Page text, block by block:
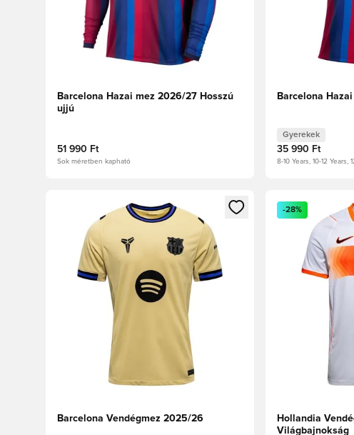
Barcelona Hazai mez 2026/27 Hosszú
ujjú
51 990 Ft
Sok méretben kapható
Barcelona
Gyerekek
35 990 Ft
8-10 Years, 10-12 Years,
Megnyit egy modált a bejelentkezéshez vagy a tagként való
Barcelona Vendégmez 2025/26
Megnyit egy
-28%
Hollandia
Világbajnokság